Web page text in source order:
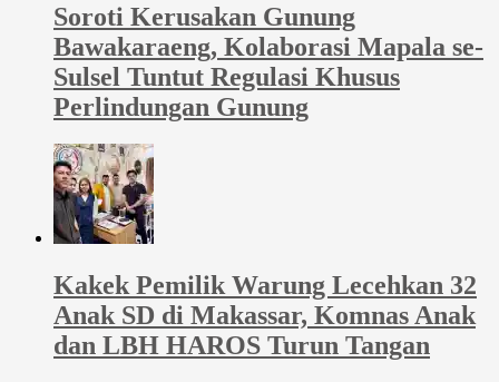
Soroti Kerusakan Gunung
Bawakaraeng, Kolaborasi Mapala se-
Sulsel Tuntut Regulasi Khusus
Perlindungan Gunung
Kakek Pemilik Warung Lecehkan 32
Anak SD di Makassar, Komnas Anak
dan LBH HAROS Turun Tangan